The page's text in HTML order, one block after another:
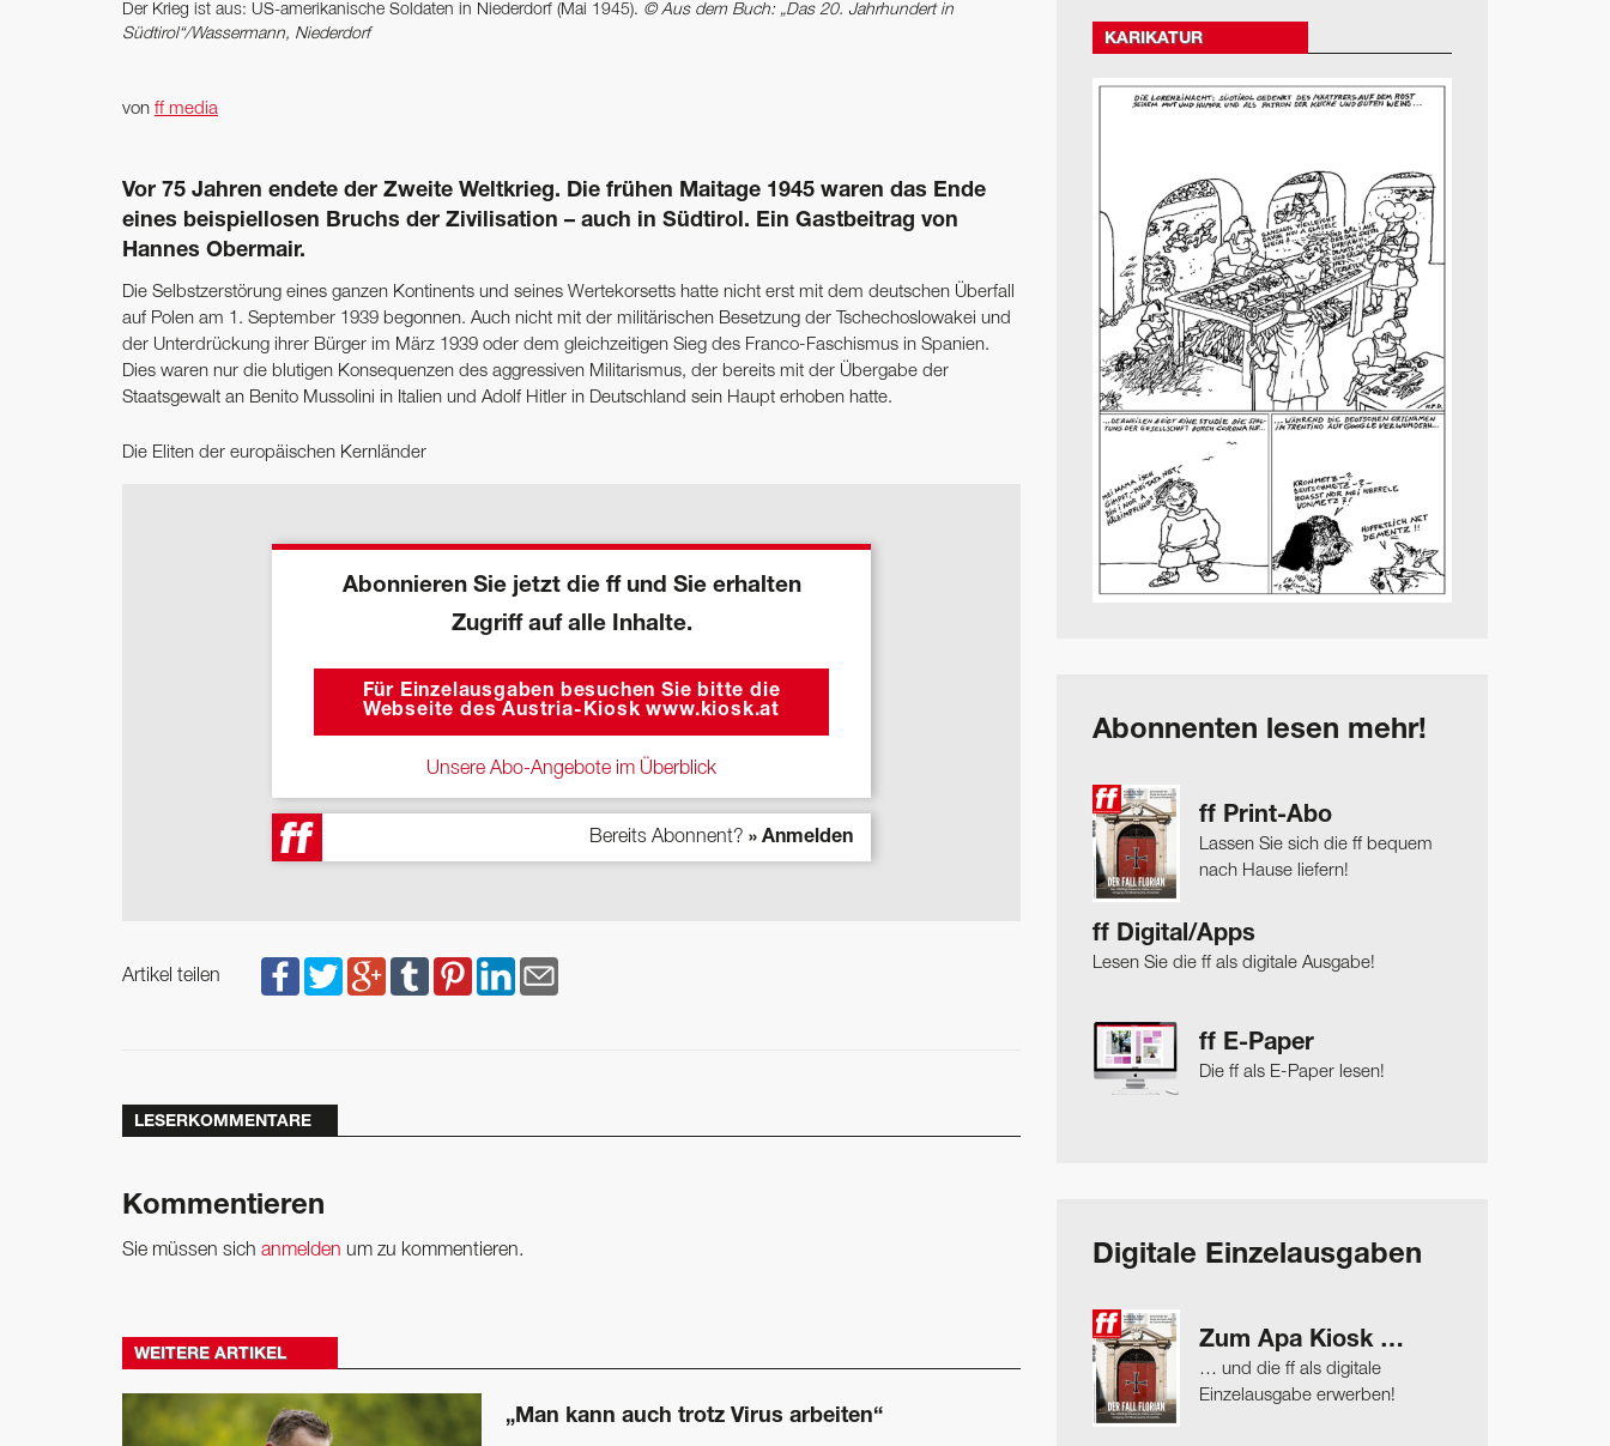
Der Krieg ist aus: US-amerikanische ­Soldaten in Niederdorf (Mai 1945). © Aus dem Buch: „Das 20. Jahrhundert in
Südtirol“/Wassermann, Niederdorf
von ff media
Vor 75 Jahren endete der Zweite Weltkrieg. Die frühen Maitage 1945 waren das Ende
eines beispiellosen Bruchs der Zivilisation – auch in Südtirol. Ein Gastbeitrag von
Hannes Obermair.
Die Selbstzerstörung eines ganzen Kontinents und seines Wertekorsetts hatte nicht erst mit dem deutschen Überfall
auf Polen am 1. September 1939 begonnen. Auch nicht mit der militärischen Besetzung der Tschechoslowakei und
der Unterdrückung ihrer Bürger im März 1939 oder dem gleichzeitigen Sieg des Franco-Faschismus in Spanien.
Dies waren nur die blutigen Konsequenzen des aggressiven Militarismus, der bereits mit der Übergabe der
Staatsgewalt an Benito Mussolini in Italien und Adolf Hitler in Deutschland sein Haupt erhoben hatte.
Die Eliten der europäischen Kernländer
Abonnieren Sie jetzt die ff und Sie erhalten
Zugriff auf alle Inhalte.
Für Einzelausgaben besuchen Sie bitte die
Webseite des Austria-Kiosk www.kiosk.at
Unsere Abo-Angebote im Überblick
Bereits Abonnent? » Anmelden
Artikel teilen
LESERKOMMENTARE
Kommentieren
Sie müssen sich anmelden um zu kommentieren.
WEITERE ARTIKEL
„Man kann auch trotz Virus arbeiten“
KARIKATUR
Abonnenten lesen mehr!
ff Print-Abo
Lassen Sie sich die ff bequem
nach Hause liefern!
ff Digital/Apps
Lesen Sie die ff als digitale Ausgabe!
ff E-Paper
Die ff als E-Paper lesen!
Digitale Einzelausgaben
Zum Apa Kiosk …
… und die ff als digitale
Einzelausgabe erwerben!